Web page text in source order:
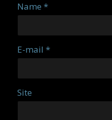
Name *
E-mail *
Site